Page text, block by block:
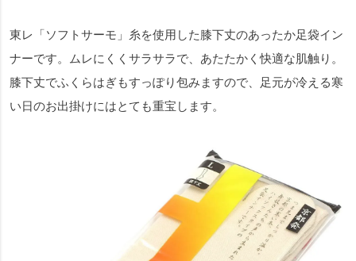
東レ「ソフトサーモ」糸を使用した膝下丈のあったか足袋イン
ナーです。ムレにくくサラサラで、あたたかく快適な肌触り。
膝下丈でふくらはぎもすっぽり包みますので、足元が冷える寒
い日のお出掛けにはとても重宝します。